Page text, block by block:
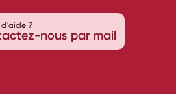
d'aide ?
nous par mail